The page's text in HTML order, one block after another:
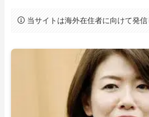
当サイトは海外在住者に向けて発信